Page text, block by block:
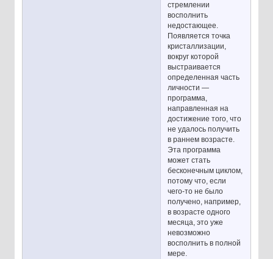
стремлении
восполнить
недостающее.
Появляется точка
кристаллизации,
вокруг которой
выстраивается
определенная часть
личности —
программа,
направленная на
достижение того, что
не удалось получить
в раннем возрасте.
Эта программа
может стать
бесконечным циклом,
потому что, если
чего-то не было
получено, например,
в возрасте одного
месяца, это уже
невозможно
восполнить в полной
мере.